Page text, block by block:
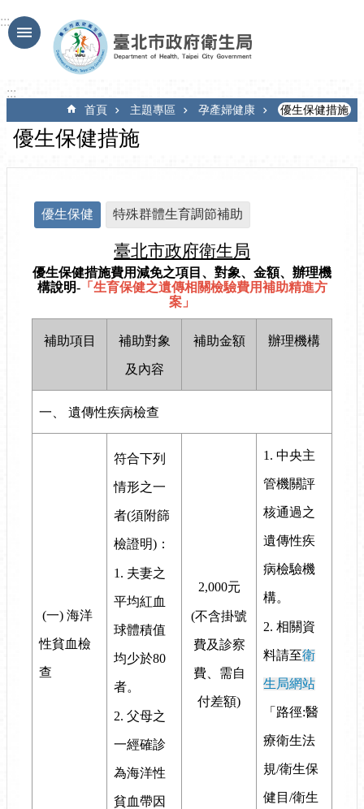
跳到主要內容區塊
:::
:::
首頁 主題專區 孕產婦健康 優生保健措施
優生保健措施
優生保健 特殊群體生育調節補助
臺北市政府衛生局
優生保健措施費用減免之項目、對象、金額、辦理機
構說明-「生育保健之遺傳相關檢驗費用補助精進方
案」
補助項目 補助對象
及內容
補助金額 辦理機構
一、 遺傳性疾病檢查
(一) 海洋
性貧血檢
查
符合下列
情形之一
者(須附篩
檢證明)：
1. 夫妻之
平均紅血
球體積值
均少於80
者。
2. 父母之
一經確診
為海洋性
貧血帶因
2,000元
(不含掛號
費及診察
費、需自
付差額)
1. 中央主
管機關評
核通過之
遺傳性疾
病檢驗機
構。
2. 相關資
料請至衛
生局網站
「路徑:醫
療衛生法
規/衛生保
健目/衛生